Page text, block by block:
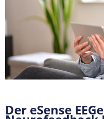
Der eSense